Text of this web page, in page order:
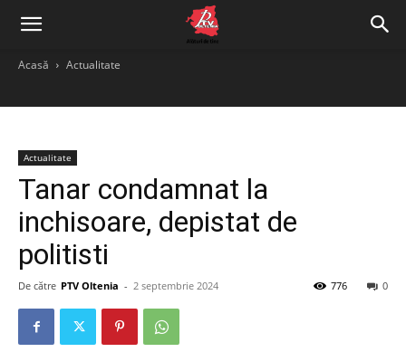
Acasă Actualitate
Actualitate
Tanar condamnat la
inchisoare, depistat de
politisti
De către PTV Oltenia - 2 septembrie 2024 0
776